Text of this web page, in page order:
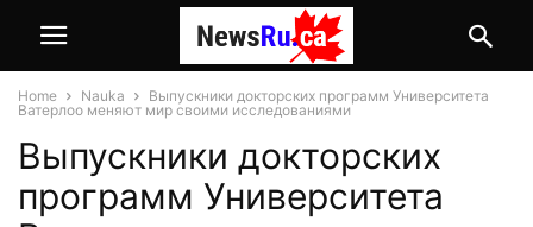
Home Nauka
Выпускники докторских программ Университета
Ватерлоо меняют мир своими исследованиями
Выпускники докторских
программ Университета